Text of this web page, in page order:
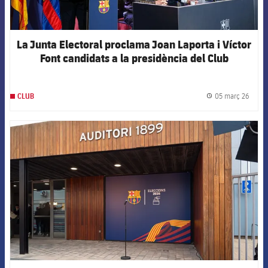
La Junta Electoral proclama Joan Laporta i Víctor
Font candidats a la presidència del Club
CLUB 05 març 26
FCB Barcelona badge